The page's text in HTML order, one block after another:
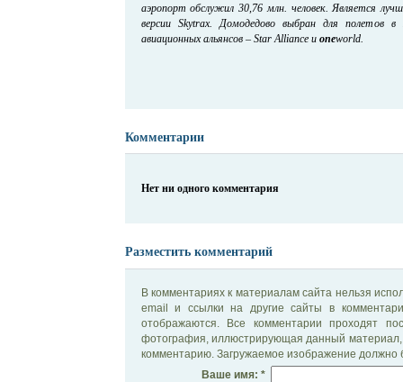
аэропорт обслужил 30,76 млн. человек. Является
версии Skytrax. Домодедово выбран для полетов
авиационных альянсов – Star Alliance и oneworld.
Комментарии
Нет ни одного комментария
Разместить комментарий
В комментариях к материалам сайта нельзя
email и ссылки на другие сайты в
отображаются. Все комментарии проходят
фотография, иллюстрирующая данный материал,
комментарию. Загружаемое изображение должно
Ваше имя: *